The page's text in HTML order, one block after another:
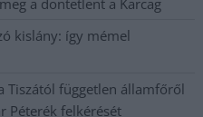
kislány: így mémel
Tiszától független államfőről
Péterék felkérését